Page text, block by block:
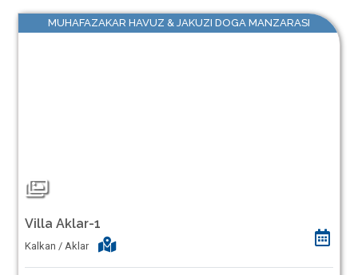
MUHAFAZAKAR HAVUZ & JAKUZI DOGA MANZARASI
Villa Aklar-1
Kalkan / Aklar